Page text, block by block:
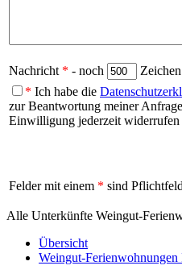
Nachricht * - noch
* Ich habe die
zur Beantwortung meiner
Einwilligung jederzeit widerrufen
Felder mit einem * sind
Alle Unterkünfte Weingut-
Übersicht
Weingut-Ferienwohnungen